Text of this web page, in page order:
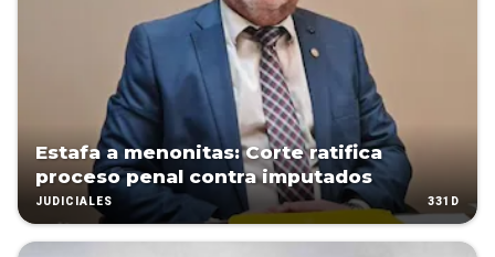
Estafa a menonitas: Corte ratifica
proceso penal contra imputados
JUDICIALES 331D